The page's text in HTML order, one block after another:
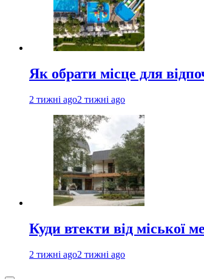
Як обрати місце для
2 тижні ago2 тижні ago
Куди втекти від міської
2 тижні ago2 тижні ago